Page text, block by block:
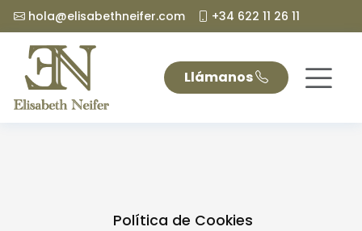
hola@elisabethneifer.com +34 622 11 26 11
Llámanos
Política de Cookies